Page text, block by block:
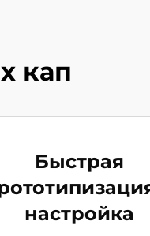
кап
Быстрая
настройка